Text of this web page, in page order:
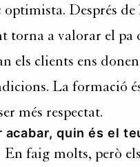
optimista. Després de
torna a valorar el
els clients ens
La formació
més respectat.
acabar, quin és el
faig molts, però